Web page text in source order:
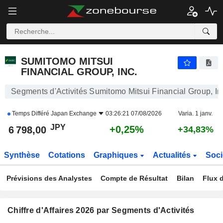
SUMITOMO MITSUI
FINANCIAL GROUP, INC.
Segments d'Activités Sumitomo Mitsui Financial Group,
Temps Différé Japan Exchange 03:26:21 07/08/2026 Varia. 1 janv.
6 798,00 JPY +0,25% +34,83%
Synthèse Cotations Graphiques Actualités
Prévisions des Analystes Compte de Résultat Bilan Flux
Chiffre d'Affaires 2026 par Segments d'Activités